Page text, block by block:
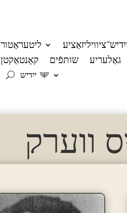
ליטעראַטור
גאַלעריע שותּפֿים קאָנטאַקטן
ייִדיש
ווערק